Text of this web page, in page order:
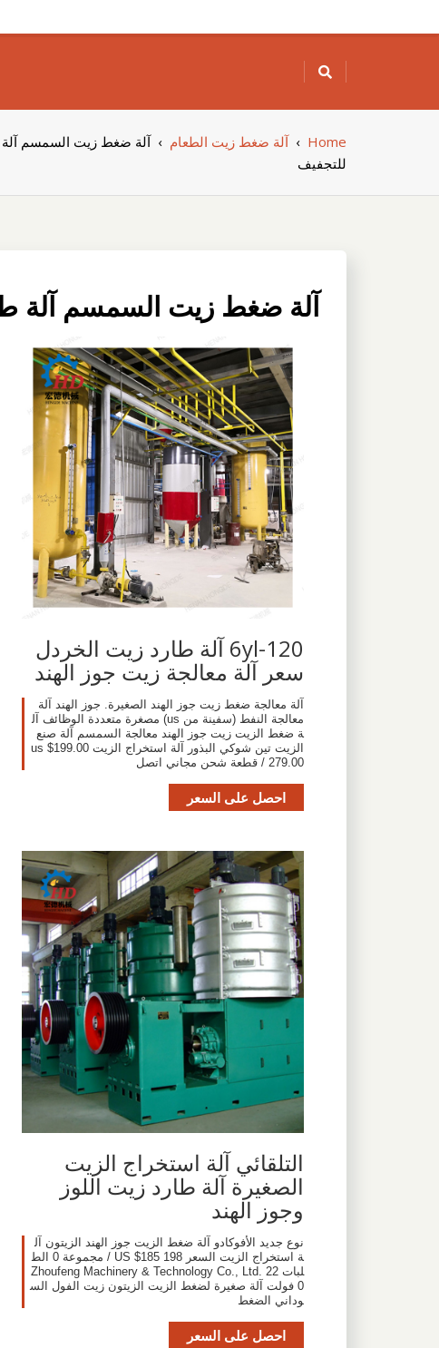
to
Home
›آلة ضغط زيت الطعام ›آلة ضغط زيت السمسم آلة
للتجفيف
آلة ضغط زيت السمسم آلة
6yl-120 آلة طارد زيت الخردل
سعر آلة معالجة زيت جوز الهند
آلة معالجة ضغط زيت جوز الهند الصغيرة. جوز الهند آلة
معالجة النفط (سفينة من us) مصغرة متعددة الوظائف آل
ة ضغط الزيت زيت جوز الهند معالجة السمسم آلة صنع
الزيت تين شوكي البذور آلة استخراج الزيت us $199.00
279.00 / قطعة شحن مجاني اتصل
احصل على السعر
التلقائي آلة استخراج الزيت
الصغيرة آلة طارد زيت اللوز
وجوز الهند
نوع جديد الأفوكادو آلة ضغط الزيت جوز الهند الزيتون آل
ة استخراج الزيت السعر US $185 198 / مجموعة 0 الط
لبات Zhoufeng Machinery & Technology Co., Ltd. 22
0 فولت آلة صغيرة لضغط الزيت الزيتون زيت الفول الس
وداني الضغط
احصل على السعر